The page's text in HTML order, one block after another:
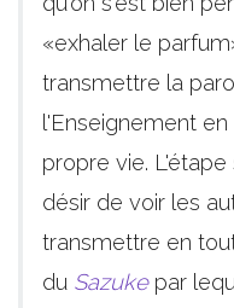
«exhaler le
transmettre la
l'Enseignement
propre vie.
désir de voir les
transmettre en
du Sazukepar